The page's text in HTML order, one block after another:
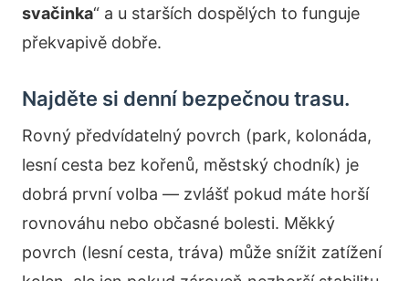
svačinka“ a u starších dospělých to funguje
překvapivě dobře.
Najděte si denní bezpečnou trasu.
Rovný předvídatelný povrch (park, kolonáda,
lesní cesta bez kořenů, městský chodník) je
dobrá první volba — zvlášť pokud máte horší
rovnováhu nebo občasné bolesti. Měkký
povrch (lesní cesta, tráva) může snížit zatížení